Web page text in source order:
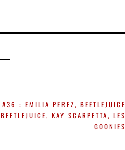
#36 : EMILIA PEREZ, BEETLEJUICE
BEETLEJUICE, KAY SCARPETTA, LES
GOONIES